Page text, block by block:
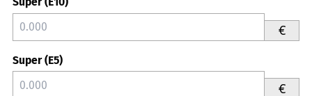
€
Super (E5)
€